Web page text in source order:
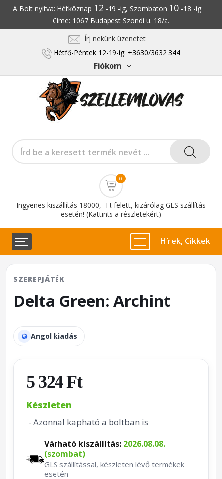
A Bolt nyitva: Hétköznap 12 -19 -ig, Szombaton 10-18 -ig
Címe: 1067 Budapest Szondi u. 18/a.
Írj nekünk üzenetet
Hétfő-Péntek 12-19-ig: +3630/3632 344
Fiókom
0
Ingyenes kiszállítás 18000,- Ft felett, kizárólag GLS szállítás
esetén! (Kattints a részletekért)
Hírek, Cikkek
SZEREPJÁTÉK
Delta Green: Archint
Angol kiadás
5 324 Ft
Készleten
- Azonnal kapható a boltban is
Várható kiszállítás: 2026.08.08.
(szombat)
GLS szállítással, készleten lévő termékek
esetén